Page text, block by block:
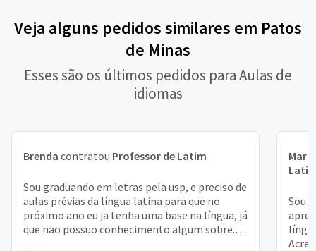
Veja alguns pedidos similares em Patos
de Minas
Esses são os últimos pedidos para Aulas de
idiomas
Brenda contratou Professor de Latim
Sou graduando em letras pela usp, e preciso de
aulas prévias da língua latina para que no
próximo ano eu ja tenha uma base na língua, já
que não possuo conhecimento algum sobre.
Sou